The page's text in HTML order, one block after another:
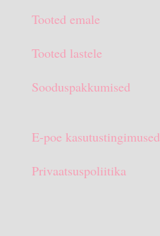
€15.90.
Tooted emale
Tooted lastele
Sooduspakkumised
E-poe kasutustingimused
Privaatsuspoliitika